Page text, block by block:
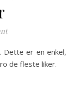
de fleste liker.